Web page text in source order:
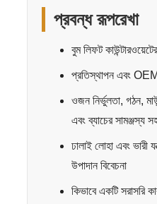
প্রবন্ধ রূপরেখা
বুম লিফট
প্রতিস্থাপন এবং
ওজন নির্ভুলতা, গঠন,
এবং ব্যাচের সামঞ্জস্য
ঢালাই লোহা এবং ভারী
উপাদান বিবেচনা
কিভাবে একটি সরাসরি